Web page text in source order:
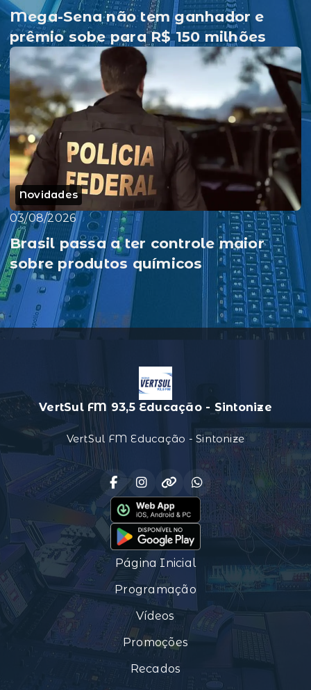
Mega-Sena não tem ganhador e
prêmio sobe para R$ 150 milhões
Novidades
03/08/2026
Brasil passa a ter controle maior
sobre produtos químicos
VertSul FM 93,5 Educação - Sintonize
VertSul FM Educação - Sintonize
Página Inicial
Programação
Vídeos
Promoções
Recados